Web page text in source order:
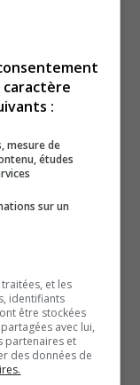
fait qu’une
en son genre
pourrait
M. Séguin ne
de l’enjeu de
pour faire
toute les
jeudi
à la porte du Gîte
caractère
:
mesure de
études
sur un
et les
identifiants
être stockées
avec lui,
partenaires et
des données de